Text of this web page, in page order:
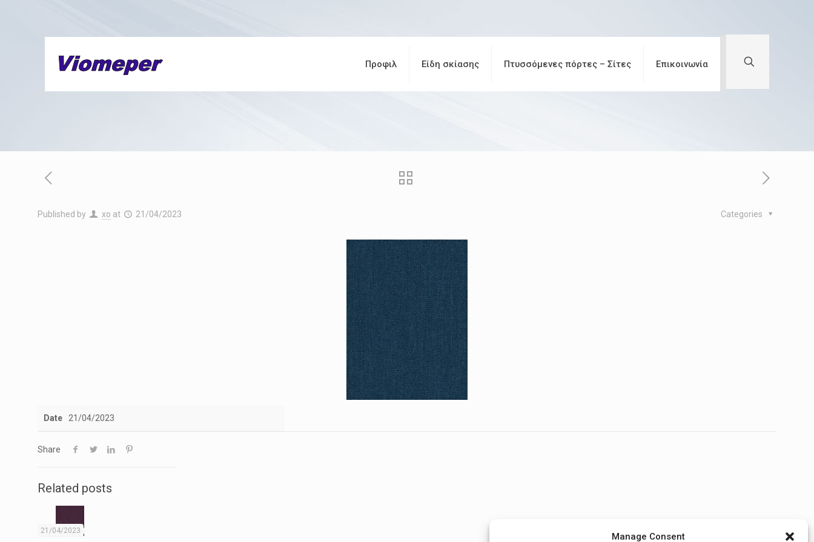
Manage Consent
Προφιλ Είδη σκίασης Πτυσσόμενες πόρτες – Σίτες Επικοινωνία
Published by xo at 21/04/2023 Categories
Date 21/04/2023
Share
Related posts
21/04/2023